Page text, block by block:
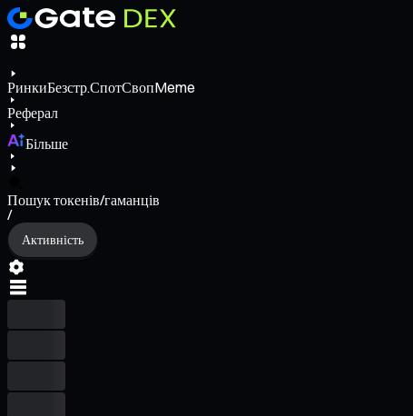
РинкиБезстр.СпотСвопMeme
Реферал
Більше
Пошук токенів/гаманців
/
Активність